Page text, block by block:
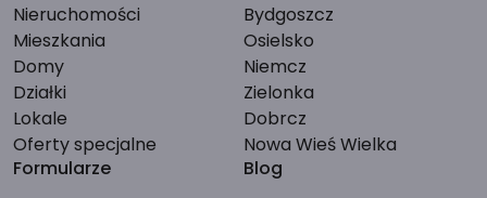
Nieruchomości
Mieszkania
Domy
Działki
Lokale
Oferty specjalne
Bydgoszcz
Osielsko
Niemcz
Zielonka
Dobrcz
Nowa Wieś Wielka
Formularze
Blog